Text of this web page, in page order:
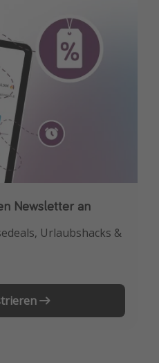
Newsletter an
Urlaubshacks &
als